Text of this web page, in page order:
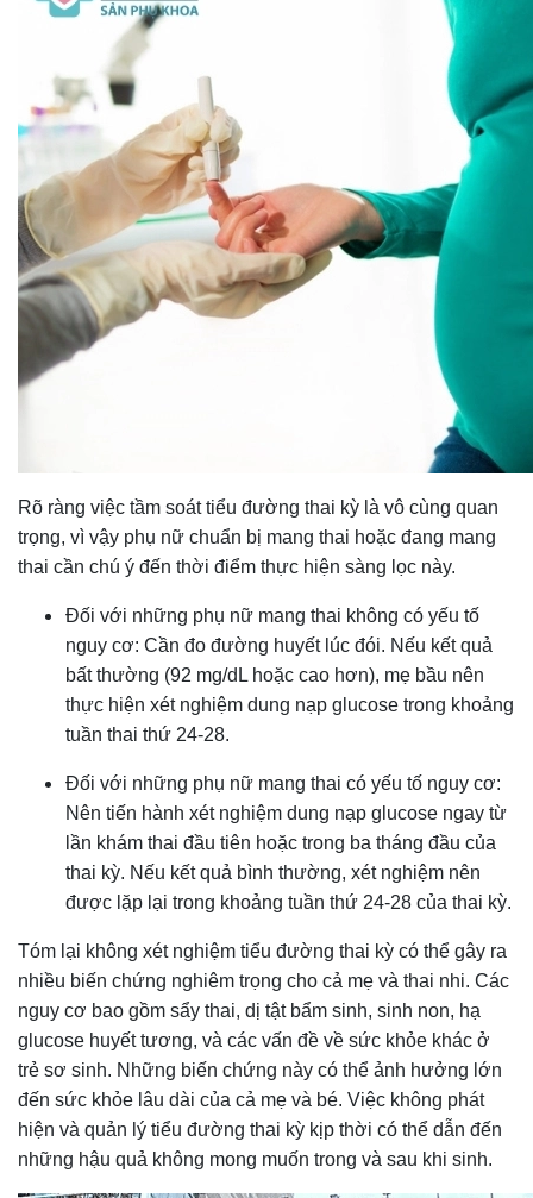
Rõ ràng việc tầm soát tiểu đường thai kỳ là vô cùng quan
trọng, vì vậy phụ nữ chuẩn bị mang thai hoặc đang mang
thai cần chú ý đến thời điểm thực hiện sàng lọc này.
Đối với những phụ nữ mang thai không có yếu tố
nguy cơ: Cần đo đường huyết lúc đói. Nếu kết quả
bất thường (92 mg/dL hoặc cao hơn), mẹ bầu nên
thực hiện xét nghiệm dung nạp glucose trong khoảng
tuần thai thứ 24-28.
Đối với những phụ nữ mang thai có yếu tố nguy cơ:
Nên tiến hành xét nghiệm dung nạp glucose ngay từ
lần khám thai đầu tiên hoặc trong ba tháng đầu của
thai kỳ. Nếu kết quả bình thường, xét nghiệm nên
được lặp lại trong khoảng tuần thứ 24-28 của thai kỳ.
Tóm lại không xét nghiệm tiểu đường thai kỳ có thể gây ra
nhiều biến chứng nghiêm trọng cho cả mẹ và thai nhi. Các
nguy cơ bao gồm sẩy thai, dị tật bẩm sinh, sinh non, hạ
glucose huyết tương, và các vấn đề về sức khỏe khác ở
trẻ sơ sinh. Những biến chứng này có thể ảnh hưởng lớn
đến sức khỏe lâu dài của cả mẹ và bé. Việc không phát
hiện và quản lý tiểu đường thai kỳ kịp thời có thể dẫn đến
những hậu quả không mong muốn trong và sau khi sinh.